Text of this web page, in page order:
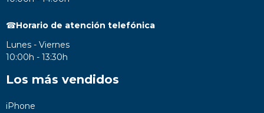
☎Horario de atención telefónica
Lunes - Viernes
10:00h - 13:30h
Los más vendidos
iPhone